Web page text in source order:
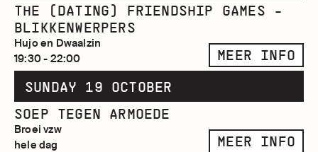
THE (DATING) FRIENDSHIP GAMES -
BLIKKENWERPERS
Hujo en Dwaalzin
19:30 - 22:00
MEER INFO
SUNDAY 19 OCTOBER
SOEP TEGEN ARMOEDE
Broei vzw
hele dag
MEER INFO